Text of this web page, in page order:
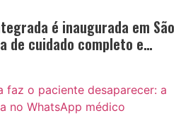
é inaugurada em São
de cuidado completo e